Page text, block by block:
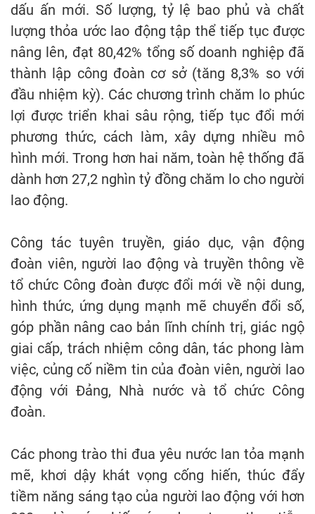
dấu ấn mới. Số lượng, tỷ lệ bao phủ và chất
lượng thỏa ước lao động tập thể tiếp tục được
nâng lên, đạt 80,42% tổng số doanh nghiệp đã
thành lập công đoàn cơ sở (tăng 8,3% so với
đầu nhiệm kỳ). Các chương trình chăm lo phúc
lợi được triển khai sâu rộng, tiếp tục đổi mới
phương thức, cách làm, xây dựng nhiều mô
hình mới. Trong hơn hai năm, toàn hệ thống đã
dành hơn 27,2 nghìn tỷ đồng chăm lo cho người
lao động.
Công tác tuyên truyền, giáo dục, vận động
đoàn viên, người lao động và truyền thông về
tổ chức Công đoàn được đổi mới về nội dung,
hình thức, ứng dụng mạnh mẽ chuyển đổi số,
góp phần nâng cao bản lĩnh chính trị, giác ngộ
giai cấp, trách nhiệm công dân, tác phong làm
việc, củng cố niềm tin của đoàn viên, người lao
động với Đảng, Nhà nước và tổ chức Công
đoàn.
Các phong trào thi đua yêu nước lan tỏa mạnh
mẽ, khơi dậy khát vọng cống hiến, thúc đẩy
tiềm năng sáng tạo của người lao động với hơn